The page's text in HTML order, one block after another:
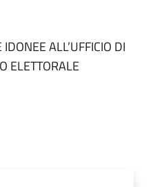
ALL’UFFICIO DI
ELETTORALE